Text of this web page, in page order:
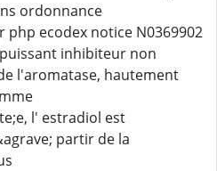
ordonnance
php ecodex notice N0369902
inhibiteur non
l'aromatase, hautement
l' estradiol est
partir de la